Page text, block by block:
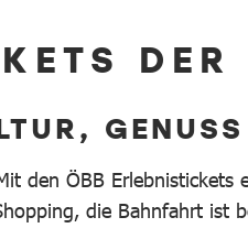
DER
den ÖBB Erlebnistickets
die Bahnfahrt ist